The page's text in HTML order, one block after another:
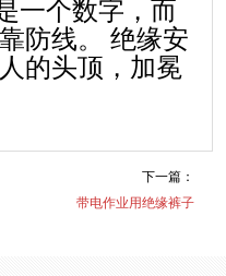
一个数字，而
防线。 绝缘安
的头顶，加冕
下一篇：
带电作业用绝缘裤子